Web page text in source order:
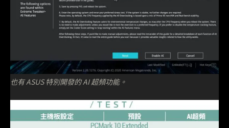
也有 ASUS 特別開發的 AI 超頻功能。